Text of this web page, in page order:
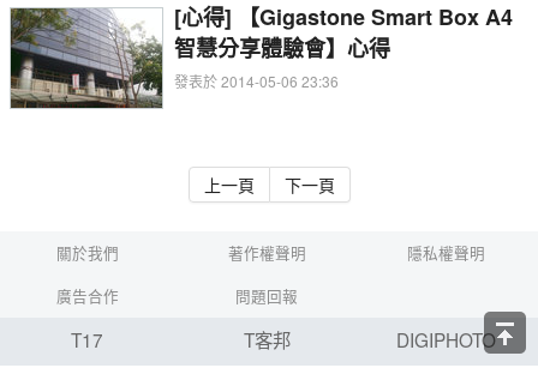
[心得] 【Gigastone Smart Box A4
智慧分享體驗會】心得
發表於 2014-05-06 23:36
上一頁 下一頁
關於我們 著作權聲明
隱私權聲明
廣告合作
問題回報
T17 T客邦 DIGIPHOTO